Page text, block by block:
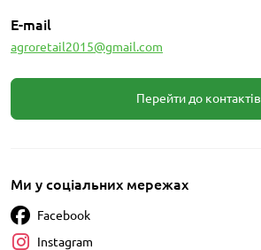
E-mail
agroretail2015@gmail.com
Перейти до контактів
Ми у соціальних мережах
Facebook
Instagram